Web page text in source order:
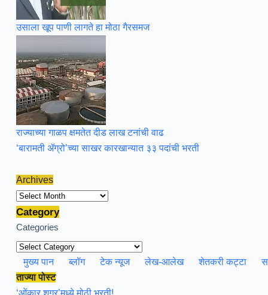
उसाला खूप पाणी लागते हा मोठा गैरसमज
राज्याच्या गाळप क्षमतेत दीड लाख टनांची वाढ
‘बारामती ॲग्रो’च्या साखर कारखान्यात ३३ पदांची भरती
Archives
Archives
Category
Categories
मुख्य पान ब्लॉग टेक न्यूज लेख-आलेख शेतकरी कट्टा
ताज्या पोस्ट
‘ओंकार शुगर’मध्ये मोठी भरती!